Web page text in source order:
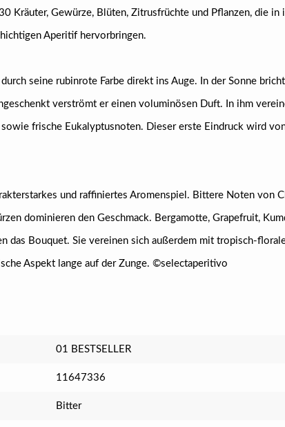
Kräuter, Gewürze, Blüten, Zitrusfrüchte und Pflanzen, die in
Aperitif hervorbringen.
seine rubinrote Farbe direkt ins Auge. In der Sonne
verströmt er einen voluminösen Duft. In ihm
frische Eukalyptusnoten. Dieser erste Eindruck wird
und raffiniertes Aromenspiel. Bittere Noten von
dominieren den Geschmack. Bergamotte, Grapefruit,
das Bouquet. Sie vereinen sich außerdem mit tropisch-
Aspekt lange auf der Zunge. ©selectaperitivo
01 BESTSELLER
11647336
Bitter